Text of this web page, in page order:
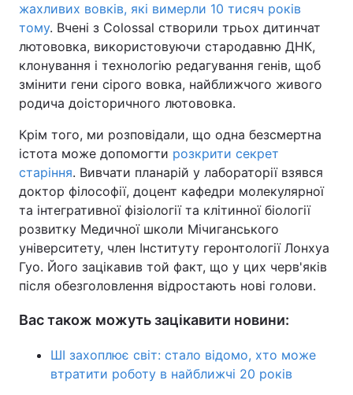
жахливих вовків, які вимерли 10 тисяч років
тому. Вчені з Colossal створили трьох дитинчат
лютововка, використовуючи стародавню ДНК,
клонування і технологію редагування генів, щоб
змінити гени сірого вовка, найближчого живого
родича доісторичного лютововка.
Крім того, ми розповідали, що одна безсмертна
істота може допомогти розкрити секрет
старіння. Вивчати планарій у лабораторії взявся
доктор філософії, доцент кафедри молекулярної
та інтегративної фізіології та клітинної біології
розвитку Медичної школи Мічиганського
університету, член Інституту геронтології Лонхуа
Гуо. Його зацікавив той факт, що у цих черв'яків
після обезголовлення відростають нові голови.
Вас також можуть зацікавити новини:
ШІ захоплює світ: стало відомо, хто може
втратити роботу в найближчі 20 років